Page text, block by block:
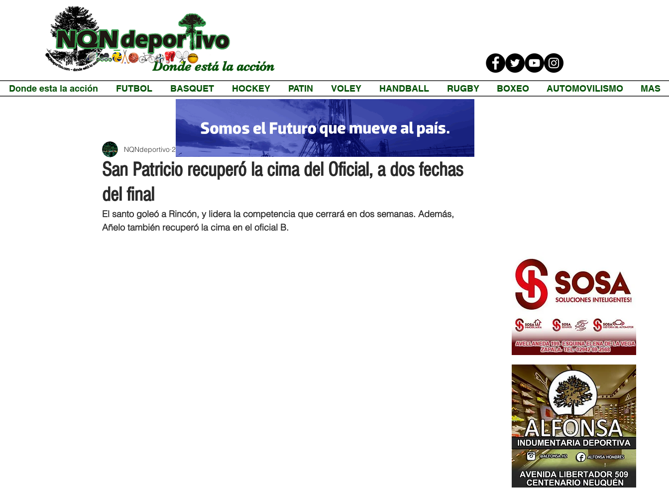
Donde está la acción
Donde esta la acción FUTBOL BASQUET HOCKEY PATIN VOLEY HANDBALL RUGBY BOXEO AUTOMOVILISMO MAS
San Patricio recuperó la cima del Oficial, a dos fechas
del final
NQNdeportivo 2 min de lectura
El santo goleó a Rincón, y lidera la competencia que cerrará en dos semanas. Además,
Añelo también recuperó la cima en el oficial B.